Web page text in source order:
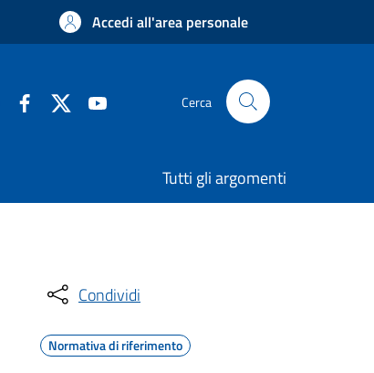
Accedi all'area personale
Cerca
Tutti gli argomenti
Condividi
Normativa di riferimento